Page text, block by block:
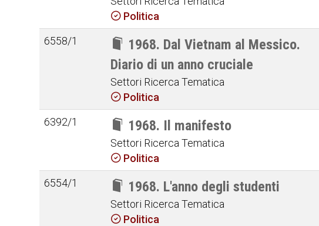
Politica
6558/1
1968. Dal Vietnam al Messico.
Diario di un anno cruciale
Settori Ricerca Tematica
Politica
6392/1 1968. Il manifesto
Settori Ricerca Tematica
Politica
6554/1 1968. L'anno degli studenti
Settori Ricerca Tematica
Politica